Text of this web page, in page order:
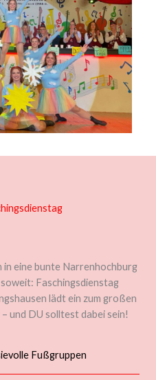
in eine bunte Narrenhochburg
Faschingsdienstag
lädt ein zum großen
und DU solltest dabei sein!
Fußgruppen